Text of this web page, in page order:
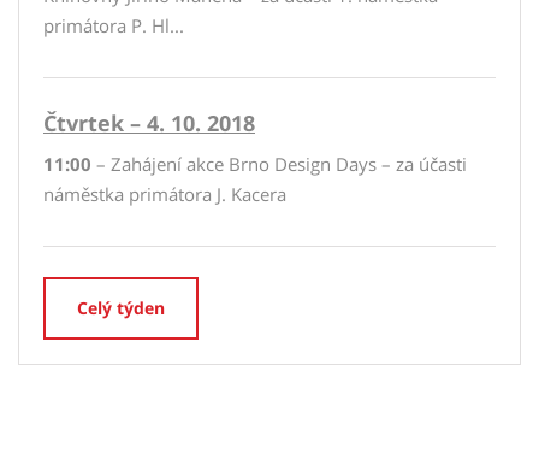
primátora P. Hl...
Čtvrtek – 4. 10. 2018
11:00 – Zahájení akce Brno Design Days – za účasti
náměstka primátora J. Kacera
Celý týden